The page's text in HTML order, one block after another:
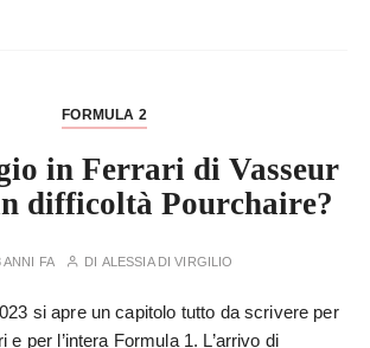
FORMULA 2
in Ferrari di Vasseur
difficoltà Pourchaire?
ANNI FA DI ALESSIA DI VIRGILIO
si apre un capitolo tutto da scrivere per
e per l’intera Formula 1. L’arrivo di